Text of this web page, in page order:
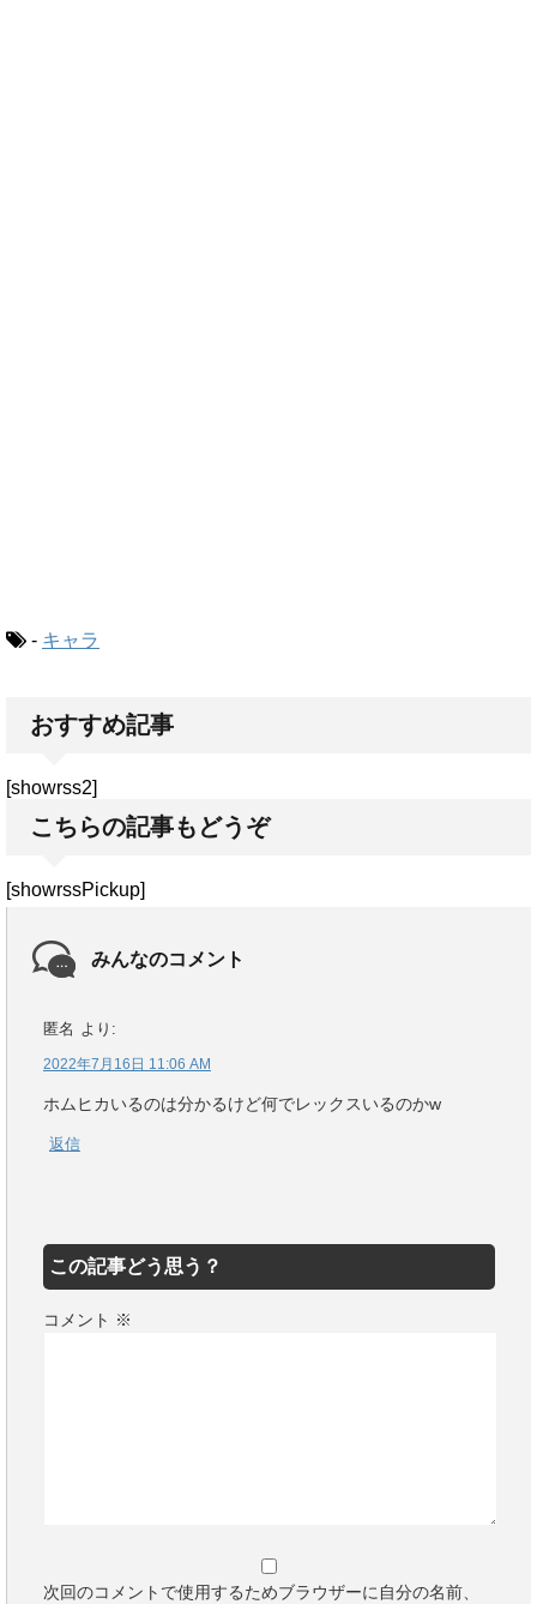
- キャラ
おすすめ記事
[showrss2]
こちらの記事もどうぞ
[showrssPickup]
みんなのコメント
匿名 より:
2022年7月16日 11:06 AM
ホムヒカいるのは分かるけど何でレックスいるのかw
返信
この記事どう思う？
コメント ※
次回のコメントで使用するためブラウザーに自分の名前、